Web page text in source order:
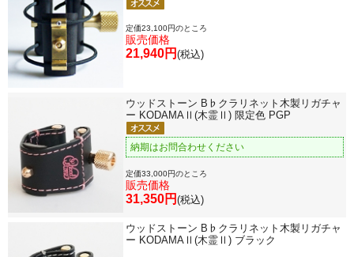
定価23,100円のところ
販売価格
21,940円 (税込)
ウッドストーン B♭クラリネット木製リガチャ
ー KODAMAⅡ(木霊Ⅱ) 限定色 PGP
納期はお問合わせください
定価33,000円のところ
販売価格
31,350円 (税込)
ウッドストーン B♭クラリネット木製リガチャ
ー KODAMAⅡ(木霊Ⅱ) ブラック